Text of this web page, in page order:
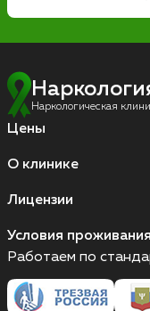
Наркологическая
Цены
О клинике
Лицензии
Условия проживания
Работаем по